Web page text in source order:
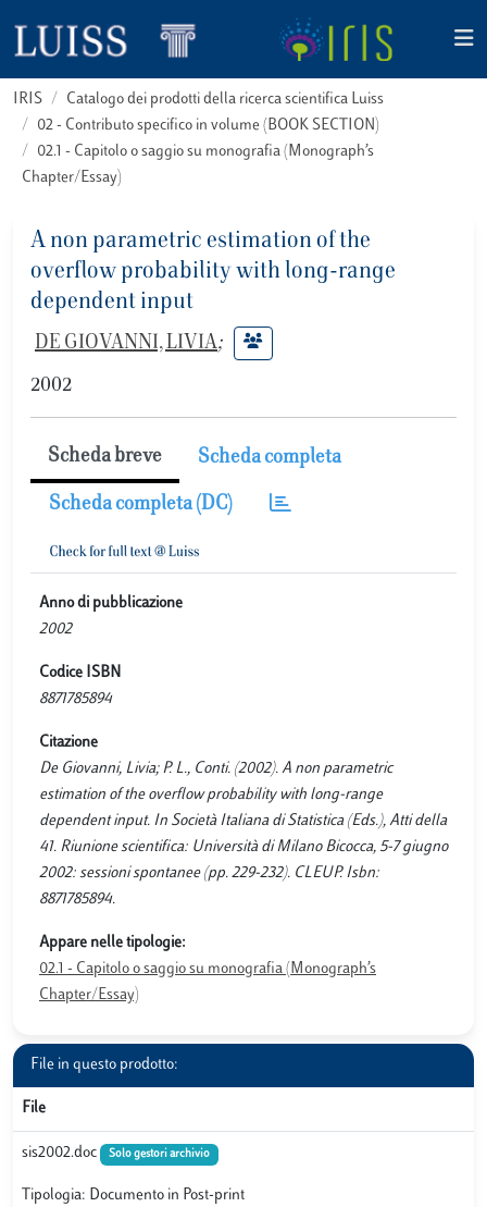
IRIS
Catalogo dei prodotti della ricerca scientifica Luiss
02 - Contributo specifico in volume (BOOK SECTION)
02.1 - Capitolo o saggio su monografia (Monograph’s
Chapter/Essay)
A non parametric estimation of the
overflow probability with long-range
dependent input
DE GIOVANNI, LIVIA;
2002
Scheda breve Scheda completa
Scheda completa (DC)
Anno di pubblicazione
2002
Codice ISBN
8871785894
Citazione
De Giovanni, Livia; P. L., Conti. (2002). A non parametric
estimation of the overflow probability with long-range
dependent input. In Società Italiana di Statistica (Eds.), Atti della
41. Riunione scientifica: Università di Milano Bicocca, 5-7 giugno
2002: sessioni spontanee (pp. 229-232). CLEUP. Isbn:
8871785894.
Appare nelle tipologie:
02.1 - Capitolo o saggio su monografia (Monograph’s
Chapter/Essay)
File in questo prodotto:
File
sis2002.doc Solo gestori archivio
Tipologia: Documento in Post-print